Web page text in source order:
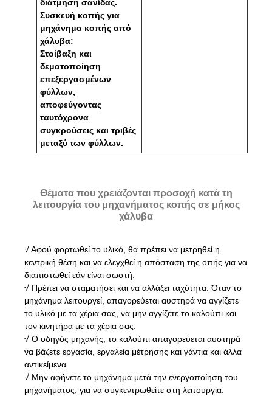
διάτμηση σανίδας.
Συσκευή κοπής για
μηχάνημα κοπής από
χάλυβα:
Στοίβαξη και
δεματοποίηση
επεξεργασμένων
φύλλων,
αποφεύγοντας
ταυτόχρονα
συγκρούσεις και τριβές
μεταξύ των φύλλων.
Θέματα που χρειάζονται προσοχή κατά τη
λειτουργία του μηχανήματος κοπής σε μήκος
χάλυβα
√ Αφού φορτωθεί το υλικό, θα πρέπει να μετρηθεί η
κεντρική θέση και να ελεγχθεί η απόσταση της οπής για να
διαπιστωθεί εάν είναι σωστή.
√ Πρέπει να σταματήσει και να αλλάξει ταχύτητα. Όταν το
μηχάνημα λειτουργεί, απαγορεύεται αυστηρά να αγγίζετε
το υλικό με τα χέρια σας, να μην αγγίζετε το καλούπι και
τον κινητήρα με τα χέρια σας.
√ Ο οδηγός μηχανής, το καλούπι απαγορεύεται αυστηρά
να βάζετε εργασία, εργαλεία μέτρησης και γάντια και άλλα
αντικείμενα.
√ Μην αφήνετε το μηχάνημα μετά την ενεργοποίηση του
μηχανήματος, για να συγκεντρωθείτε στη λειτουργία.